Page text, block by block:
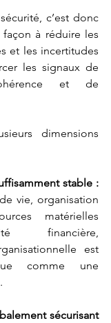
à réduire les
et les incertitudes
les signaux de
et de
dimensions
vie, organisation
matérielles
financière,
est
comme une
sécurisant